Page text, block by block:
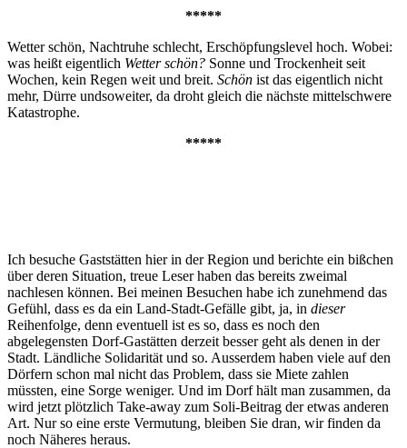
*****
Wetter schön, Nachtruhe schlecht, Erschöpfungslevel hoch. Wobei:
was heißt eigentlich Wetter schön? Sonne und Trockenheit seit
Wochen, kein Regen weit und breit. Schön ist das eigentlich nicht
mehr, Dürre undsoweiter, da droht gleich die nächste mittelschwere
Katastrophe.
*****
Ich besuche Gaststätten hier in der Region und berichte ein bißchen
über deren Situation, treue Leser haben das bereits zweimal
nachlesen können. Bei meinen Besuchen habe ich zunehmend das
Gefühl, dass es da ein Land-Stadt-Gefälle gibt, ja, in dieser
Reihenfolge, denn eventuell ist es so, dass es noch den
abgelegensten Dorf-Gastätten derzeit besser geht als denen in der
Stadt. Ländliche Solidarität und so. Ausserdem haben viele auf den
Dörfern schon mal nicht das Problem, dass sie Miete zahlen
müssten, eine Sorge weniger. Und im Dorf hält man zusammen, da
wird jetzt plötzlich Take-away zum Soli-Beitrag der etwas anderen
Art. Nur so eine erste Vermutung, bleiben Sie dran, wir finden da
noch Näheres heraus.